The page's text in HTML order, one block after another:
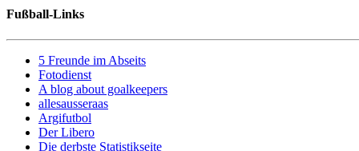
Fußball-Links
5 Freunde im Abseits
Fotodienst
A blog about goalkeepers
allesausseraas
Argifutbol
Der Libero
Die derbste Statistikseite